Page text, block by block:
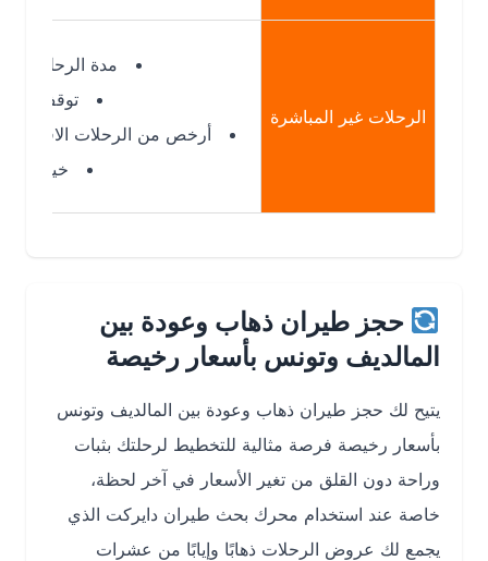
الرحلات غير المباشرة
مدة الرحلة: 12 – 18 ساعة
توقف واحد أو
أرخص من الرحلات الافتراضية
خيارات أوسع
حجز طيران ذهاب وعودة بين
المالديف وتونس بأسعار رخيصة
يتيح لك حجز طيران ذهاب وعودة بين المالديف وتونس
بأسعار رخيصة فرصة مثالية للتخطيط لرحلتك بثبات
وراحة دون القلق من تغير الأسعار في آخر لحظة،
خاصة عند استخدام محرك بحث طيران دايركت الذي
يجمع لك عروض الرحلات ذهابًا وإيابًا من عشرات